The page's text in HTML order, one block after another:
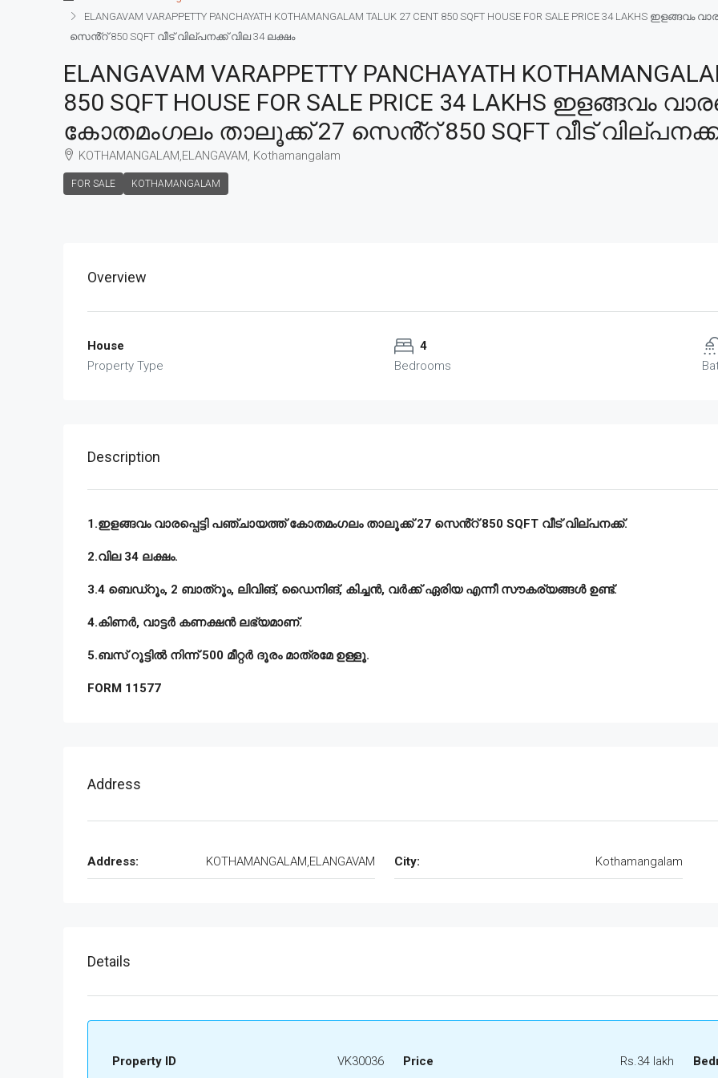
ELANGAVAM VARAPPETTY PANCHAYATH KOTHAMANGALAM TALUK 27 CENT 850 SQFT HOUSE FOR SALE PRICE 34 LAKHS
സെൻ്റ് 850 SQFT വീട് വില്പനക്ക് വില 34 ലക്ഷം
ELANGAVAM VARAPPETTY PANCHAYATH
850 SQFT HOUSE FOR SALE PRICE 34 LAKHS ഇളങ്ങവം
കോതമംഗലം താലൂക്ക് 27 സെൻ്റ് 850 SQFT വീട്
KOTHAMANGALAM,ELANGAVAM, Kothamangalam
FOR SALE KOTHAMANGALAM
Overview
House
Property Type
4
Bedrooms
Description
1.ഇളങ്ങവം വാരപ്പെട്ടി പഞ്ചായത്ത് കോതമംഗലം താലൂക്ക് 27 സെൻ്റ് 850 SQFT വീട് വില്പനക്ക്.
2.വില 34 ലക്ഷം.
3.4 ബെഡ്റൂം, 2 ബാത്റൂം, ലിവിങ്, ഡൈനിങ്, കിച്ചൻ, വർക്ക് ഏരിയ എന്നീ സൗകര്യങ്ങൾ ഉണ്ട്.
4.കിണർ, വാട്ടർ കണക്ഷൻ ലഭ്യമാണ്.
5.ബസ് റൂട്ടിൽ നിന്ന് 500 മീറ്റർ ദൂരം മാത്രമേ ഉള്ളൂ.
FORM 11577
Address
Address: KOTHAMANGALAM,ELANGAVAM City: Kothamangalam
Details
Property ID VK30036 Price Rs.34 lakh